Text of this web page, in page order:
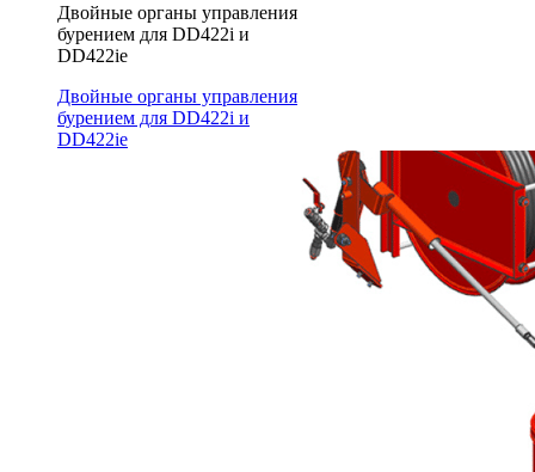
Двойные органы управления
бурением для DD422i и
DD422ie
Двойные органы управления
бурением для DD422i и
DD422ie